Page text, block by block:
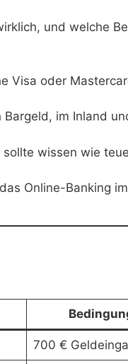
und welche
Visa oder
im Inland
wissen wie
Online-Banking
700 €